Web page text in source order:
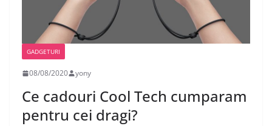
GADGETURI
08/08/2020 yony
Ce cadouri Cool Tech cumparam
pentru cei dragi?